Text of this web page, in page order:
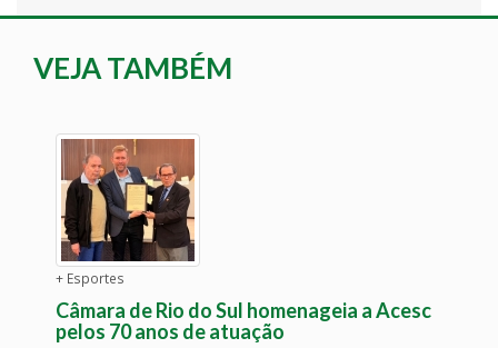
VEJA TAMBÉM
+ Esportes
Câmara de Rio do Sul homenageia a Acesc
pelos 70 anos de atuação